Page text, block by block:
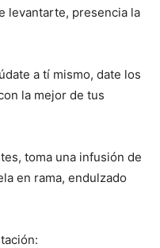
levantarte, presencia la
a tí mismo, date los
la mejor de tus
toma una infusión de
en rama, endulzado